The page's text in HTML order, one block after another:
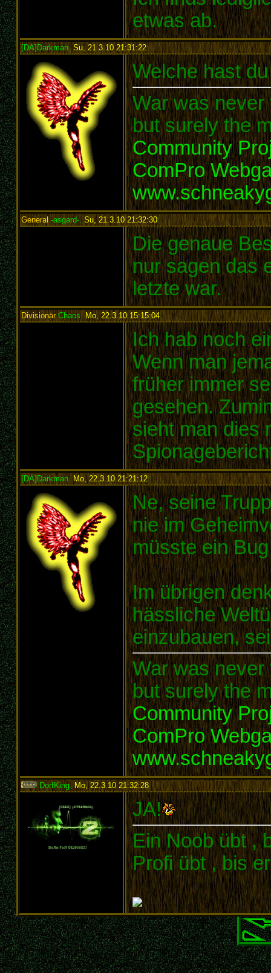
etwas ab.
[DA]Darkman, Su, 21.3.10 21:31:22:
Welche hast
War was never
but surely the
Community
ComPro
General-asgard-, Su, 21.3.10 21:32:30:
Die genaue
nur sagen das
letzte war.
DivisionärChaos ,Mo, 22.3.10 15:15:04:
Ich hab noch
Wenn man
früher immer
gesehen.
sieht man dies
[DA]Darkman, Mo, 22.3.10 21:21:12:
Ne, seine
nie im
müsste ein
Im übrigen
hässliche
einzubauen,
War was never
but surely the
Community
ComPro
DorfKing, Mo, 22.3.10 21:32:28:
JA!
Ein Noob übt ,
Profi übt , bis